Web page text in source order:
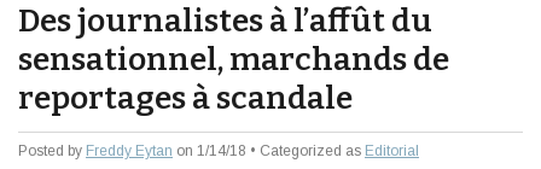
Des journalistes à l’affût du
sensationnel, marchands de
reportages à scandale
Posted by Freddy Eytan on 1/14/18 • Categorized as Editorial